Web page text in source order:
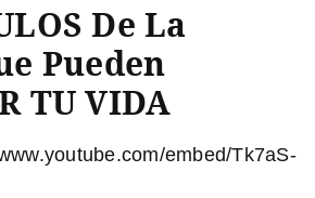
De La
Pueden
TU VIDA
embed/Tk7aS-